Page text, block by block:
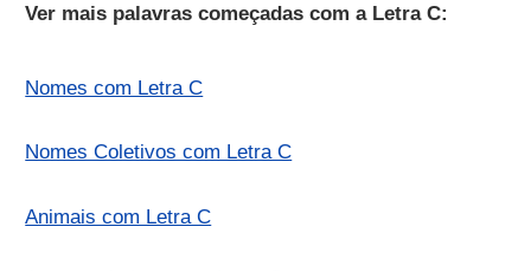
Ver mais palavras começadas com a Letra C:
Nomes com Letra C
Nomes Coletivos com Letra C
Animais com Letra C